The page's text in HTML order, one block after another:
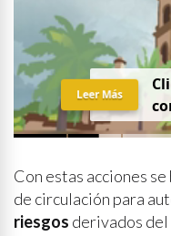
Leer Más
Con estas acciones
de circulación para
riesgos derivados